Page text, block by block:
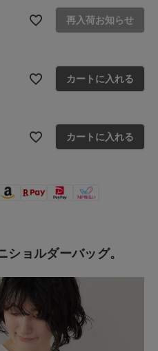
再入荷お知らせ
カートに入れる
カートに入れる
ショルダーバッグ。